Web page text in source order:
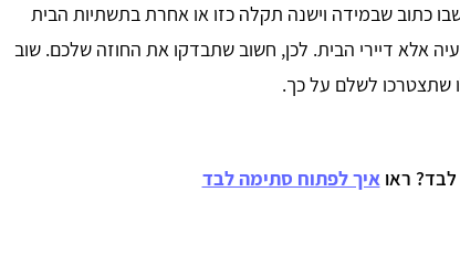
כתוב שבמידה וישנה תקלה כזו או אחרת בתשתיות הבית
אלא דיירי הבית. לכן, חשוב שתבדקו את החוזה שלכם. שוב
שתצטרכו לשלם על כך.
לבד? ראואיך לפתוח סתימה לבד